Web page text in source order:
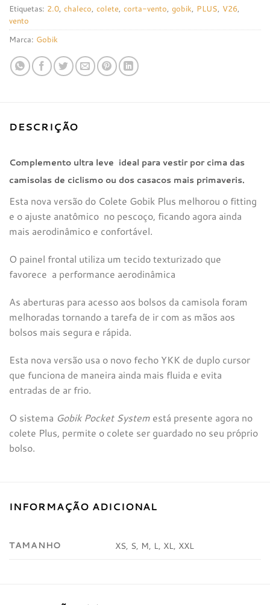
Etiquetas: 2.0, chaleco, colete, corta-vento, gobik, PLUS, V26,
vento
Marca: Gobik
DESCRIÇÃO
Complemento ultra leve ideal para vestir por cima das
camisolas de ciclismo ou dos casacos mais primaveris.
Esta nova versão do Colete Gobik Plus melhorou o fitting
e o ajuste anatômico no pescoço, ficando agora ainda
mais aerodinâmico e confortável.
O painel frontal utiliza um tecido texturizado que
favorece a performance aerodinâmica
As aberturas para acesso aos bolsos da camisola foram
melhoradas tornando a tarefa de ir com as mãos aos
bolsos mais segura e rápida.
Esta nova versão usa o novo fecho YKK de duplo cursor
que funciona de maneira ainda mais fluida e evita
entradas de ar frio.
O sistema Gobik Pocket System está presente agora no
colete Plus, permite o colete ser guardado no seu próprio
bolso.
INFORMAÇÃO ADICIONAL
TAMANHO XS, S, M, L, XL, XXL